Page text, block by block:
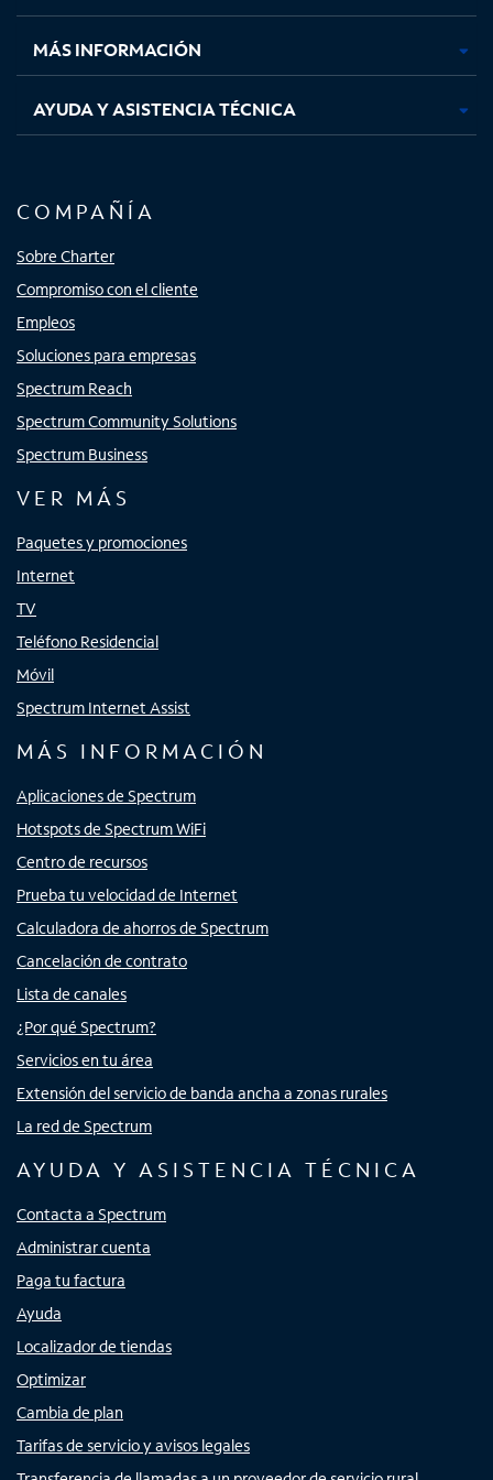
nuevanuevanuevanueva
MÁS INFORMACIÓN
AYUDA Y ASISTENCIA TÉCNICA
COMPAÑÍA
Sobre Charter
Compromiso con el cliente
Empleos
Soluciones para empresas
Spectrum Reach
Spectrum Community Solutions
Spectrum Business
VER MÁS
Paquetes y promociones
Internet
TV
Teléfono Residencial
Móvil
Spectrum Internet Assist
MÁS INFORMACIÓN
Aplicaciones de Spectrum
Hotspots de Spectrum WiFi
Centro de recursos
Prueba tu velocidad de Internet
Calculadora de ahorros de Spectrum
Cancelación de contrato
Lista de canales
¿Por qué Spectrum?
Servicios en tu área
Extensión del servicio de banda ancha a zonas rurales
La red de Spectrum
AYUDA Y ASISTENCIA TÉCNICA
Contacta a Spectrum
Administrar cuenta
Paga tu factura
Ayuda
Localizador de tiendas
Optimizar
Cambia de plan
Tarifas de servicio y avisos legales